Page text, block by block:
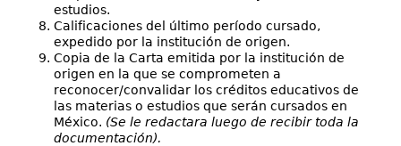
estudios.
Calificaciones del último período cursado,
expedido por la institución de origen.
Copia de la Carta emitida por la institución de
origen en la que se comprometen a
reconocer/convalidar los créditos educativos de
las materias o estudios que serán cursados en
México. (Se le redactara luego de recibir toda la
documentación).